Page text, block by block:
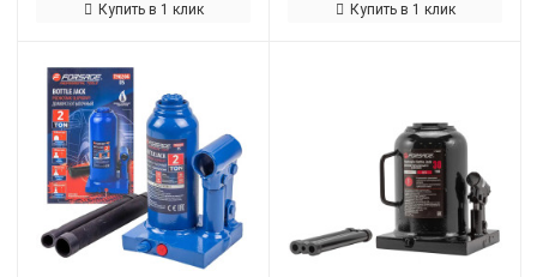
Купить в 1 клик Купить в 1 клик